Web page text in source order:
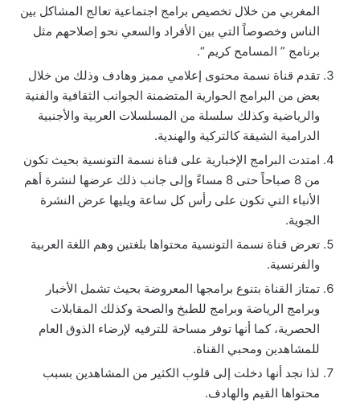
المغربي من خلال تخصيص برامج اجتماعية تعالج المشاكل بين
الناس وخصوصاً التي بين الأفراد والسعي نحو إصلاحهم مثل
برنامج ” المسامح كريم “.
تقدم قناة نسمة محتوى إعلامي مميز وهادف وذلك من خلال
بعض من البرامج الحوارية المتضمنة الجوانب الثقافية والفنية
والرياضية وكذلك سلسلة من المسلسلات العربية والأجنبية
الدرامية الشيقة كالتركية والهندية.
امتدت البرامج الإخبارية على قناة نسمة التونسية بحيث تكون
من 8 صباحاً حتى 8 مساءً وإلى جانب ذلك عرضها لنشرة أهم
الأنباء التي تكون على رأس كل ساعة ويليها عرض النشرة
الجوية.
تعرض قناة نسمة التونسية محتواها بلغتين وهم اللغة العربية
والفرنسية.
تمتاز القناة بتنوع برامجها المعروضة بحيث تشمل الأخبار
وبرامج الرياضة وبرامج للطبخ والصحة وكذلك المقابلات
الحصرية، كما أنها توفر مساحة للترفيه لإرضاء الذوق العام
للمشاهدين ومحبي القناة.
لذا نجد أنها دخلت إلى قلوب الكثير من المشاهدين بسبب
محتواها القيم والهادف.